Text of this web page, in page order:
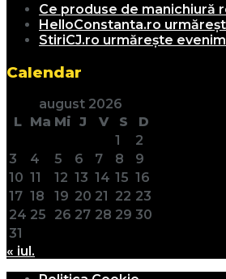
Ce produse de manichiură
HelloConstanta.ro
StiriCJ.ro urmărește
Calendar
august 2026
L Ma Mi J V S
D
1
2
3
4 5 6 7 8
9
10 11 12 13 14 15 16
17 18 19 20 21 22 23
24 25 26 27 28 29 30
31
« iul.